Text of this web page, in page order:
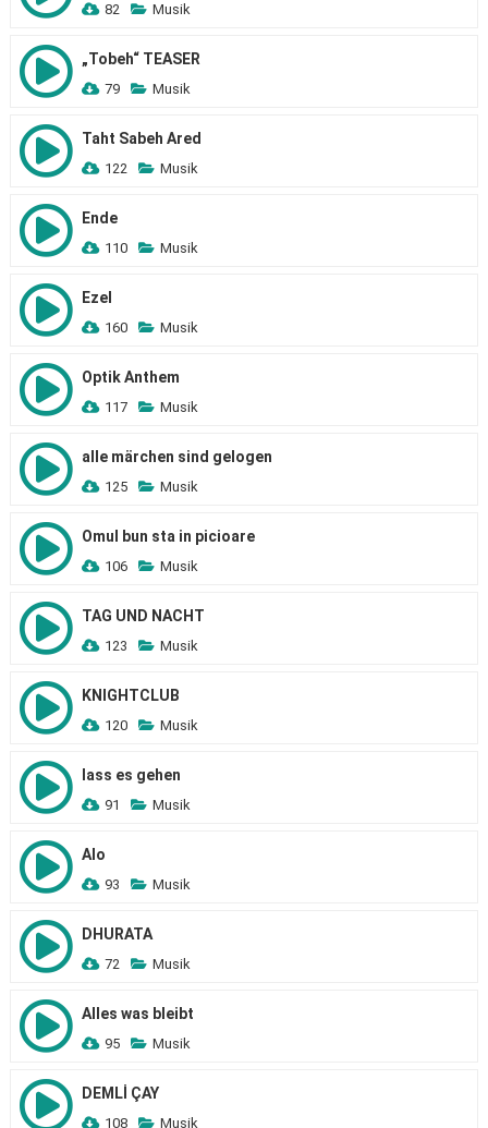
82 Musik
„Tobeh“ TEASER
79 Musik
Taht Sabeh Ared
122 Musik
Ende
110 Musik
Ezel
160 Musik
Optik Anthem
117 Musik
alle märchen sind gelogen
125 Musik
Omul bun sta in picioare
106 Musik
TAG UND NACHT
123 Musik
KNIGHTCLUB
120 Musik
lass es gehen
91 Musik
Alo
93 Musik
DHURATA
72 Musik
Alles was bleibt
95 Musik
DEMLİ ÇAY
108 Musik